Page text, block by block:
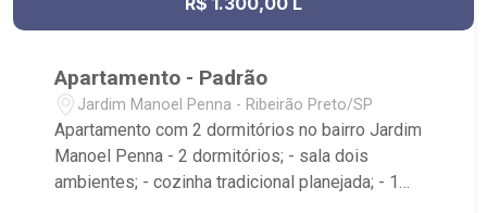
Apartamento - Padrão
Jardim Manoel Penna - Ribeirão Preto/SP
Apartamento com 2 dormitórios no bairro Jardim
Manoel Penna - 2 dormitórios; - sala dois
ambientes; - cozinha tradicional planejada; - 1